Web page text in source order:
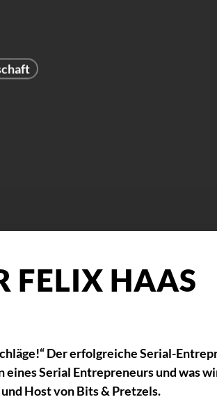
FELIX HAAS
Der erfolgreiche Serial-
Serial Entrepreneurs und was
Host von Bits & Pretzels.